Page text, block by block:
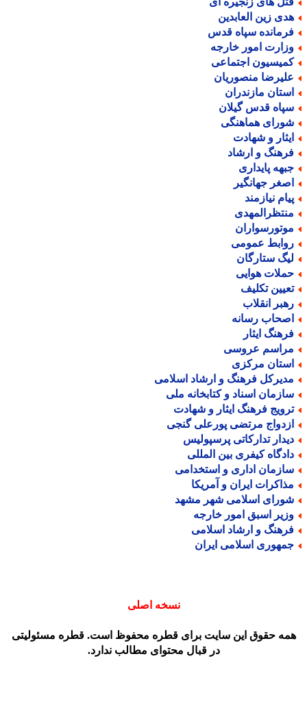
زین العابدین
سپاه قدس
امور خارجه
اجتماعی
منصوریان
مازندران
قدس گیلان
هماهنگی
و شهادت
و ارشاد
پایداری
جهانگیر
نیازمند
عمومی
ستارگان
هوایی
تکلیف
انقلاب
رسانه
ایثار
عروسی
مرکزی
فرهنگ و ارشاد اسلامی
اسناد و کتابخانه ملی
فرهنگ ایثار و شهادت
مرتضی پورعلی گنجی
تدارکاتی پرسپولیس
کیفری بین المللی
اداری و استخدامی
ایران و آمریکا
اسلامی شهر مشهد
اسبق امور خارجه
و ارشاد اسلامی
اسلامی ایران
نسخه اصلی
حقوق این سایت برای قطره محفوظ است. قطره مسئولیتی
در قبال محتوای مطالب ندارد.